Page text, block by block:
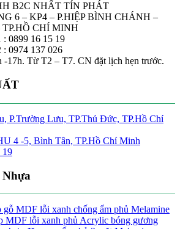
B2C NHẤT TÍN PHÁT
6 – KP4 – P.HIỆP BÌNH CHÁNH –
CHÍ MINH
0899 16 15 19
0974 137 026
-17h. Từ T2 – T7. CN đặt lịch hẹn trước.
P.Trường Lưu, TP.Thủ Đức, TP.Hồ Chí
4 -5, Bình Tân, TP.Hồ Chí Minh
19
gỗ MDF lỗi xanh chống ẩm phủ Melamine
MDF lỗi xanh phủ Acrylic bóng gương